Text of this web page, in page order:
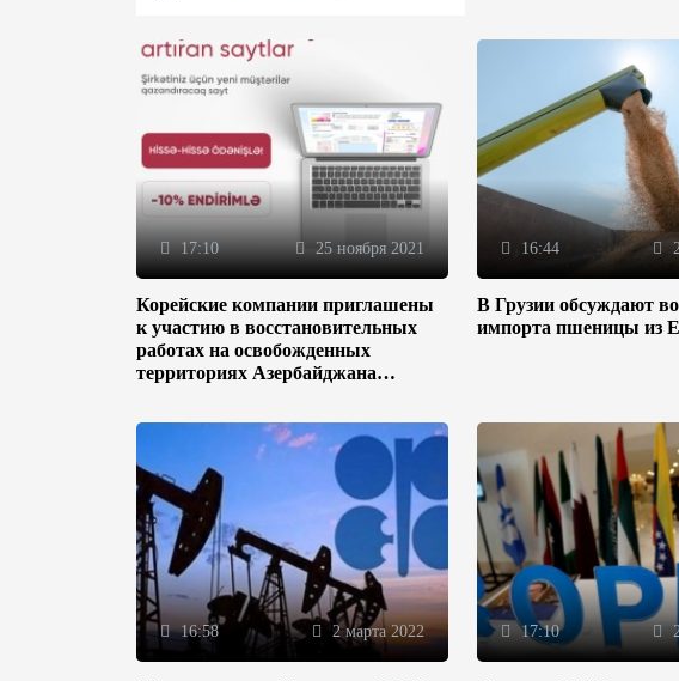
17:10 25 ноября 2021
Корейские компании приглашены
к участию в восстановительных
работах на освобожденных
территориях Азербайджана
16:44
В Грузии обсуждают
импорта пшеницы из
16:58 2 марта 2022 17:10